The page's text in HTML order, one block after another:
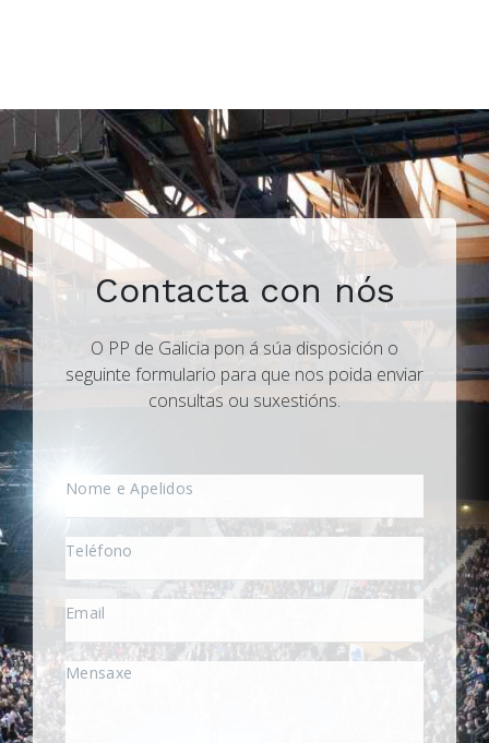
Contacta con nós
O PP de Galicia pon á súa disposición o
seguinte formulario para que nos poida enviar
consultas ou suxestións.